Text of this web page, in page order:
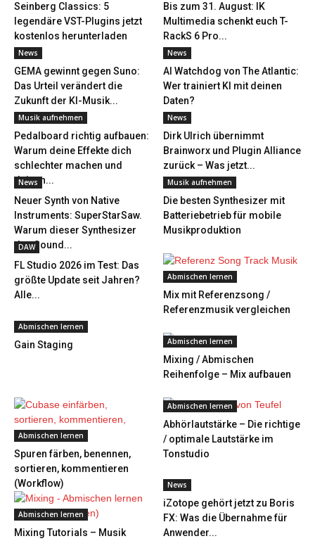
Seinberg Classics: 5
legendäre VST-Plugins jetzt
kostenlos herunterladen
Bis zum 31. August: IK
Multimedia schenkt euch T-
RackS 6 Pro...
News
GEMA gewinnt gegen Suno:
Das Urteil verändert die
Zukunft der KI-Musik...
News
AI Watchdog von The Atlantic:
Wer trainiert KI mit deinen
Daten?
Musik aufnehmen
Pedalboard richtig aufbauen:
Warum deine Effekte dich
schlechter machen und
deinen...
News
Dirk Ulrich übernimmt
Brainworx und Plugin Alliance
zurück – Was jetzt...
News
Neuer Synth von Native
Instruments: SuperStarSaw.
Warum dieser Synthesizer
den Sound...
Musik aufnehmen
Die besten Synthesizer mit
Batteriebetrieb für mobile
Musikproduktion
DAW
FL Studio 2026 im Test: Das
größte Update seit Jahren?
Alle...
Abmischen lernen
Mix mit Referenzsong /
Referenzmusik vergleichen
Abmischen lernen
Gain Staging Abmischen lernen
Mixing / Abmischen
Reihenfolge – Mix aufbauen
Abmischen lernen
Spuren färben, benennen,
sortieren, kommentieren
(Workflow)
Abmischen lernen
Abhörlautstärke – Die richtige
/ optimale Lautstärke im
Tonstudio
Abmischen lernen
Mixing Tutorials – Musik
News
iZotope gehört jetzt zu Boris
FX: Was die Übernahme für
Anwender...